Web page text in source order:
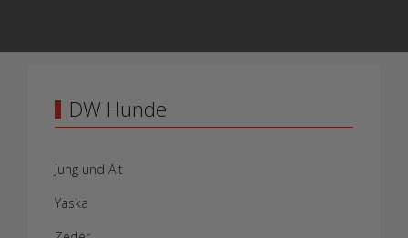
DW Hunde
Jung und Alt
Yaska